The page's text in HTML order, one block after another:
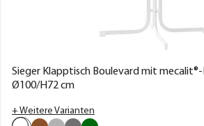
Sieger Klapptisch Boulevard mit
Ø100/H72 cm
+ Weitere Varianten